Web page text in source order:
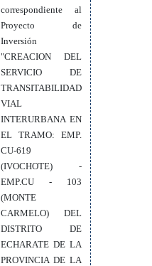
correspondiente al
Proyecto de
Inversión
"CREACION DEL
SERVICIO DE
TRANSITABILIDAD
VIAL
INTERURBANA EN
EL TRAMO: EMP.
CU-619
(IVOCHOTE) -
EMP.CU - 103
(MONTE
CARMELO) DEL
DISTRITO DE
ECHARATE DE LA
PROVINCIA DE LA